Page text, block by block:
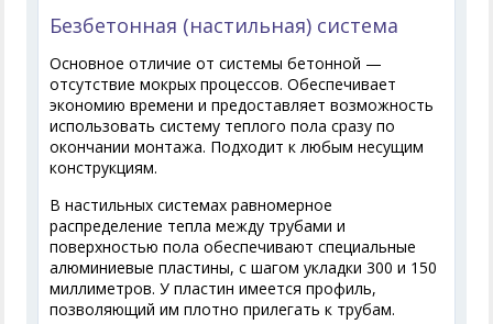
Безбетонная (настильная) система
Основное отличие от системы бетонной —
отсутствие мокрых процессов. Обеспечивает
экономию времени и предоставляет возможность
использовать систему теплого пола сразу по
окончании монтажа. Подходит к любым несущим
конструкциям.
В настильных системах равномерное
распределение тепла между трубами и
поверхностью пола обеспечивают специальные
алюминиевые пластины, с шагом укладки 300 и 150
миллиметров. У пластин имеется профиль,
позволяющий им плотно прилегать к трубам.